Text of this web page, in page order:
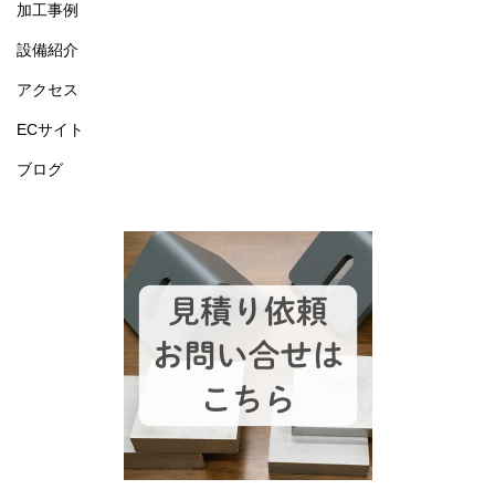
加工事例
設備紹介
アクセス
ECサイト
ブログ